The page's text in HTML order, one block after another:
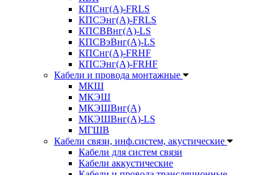
КПСнг(А)-FRLS
КПСЭнг(А)-FRLS
КПСВВнг(А)-LS
КПСВэВнг(А)-LS
КПСнг(А)-FRHF
КПСЭнг(А)-FRHF
Кабели и провода монтажные
МКШ
МКЭШ
МКЭШВнг(А)
МКЭШВнг(А)-LS
МГШВ
Кабели связи, инф.систем, акустические
Кабели для систем связи
Кабели аккустические